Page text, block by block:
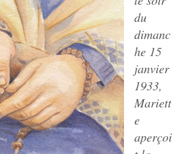
du
dimanc
he 15
janvier
1933,
Mariett
e
aperçoi